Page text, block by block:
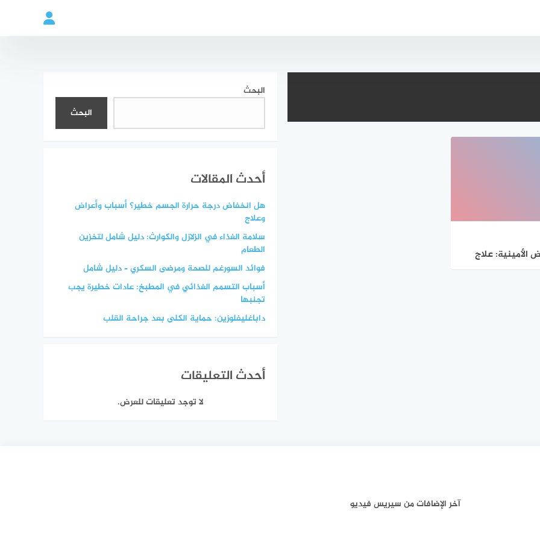
الأمينية: علاج
البحث
البحث
أحدث المقالات
هل انخفاض درجة حرارة الجسم خطير؟ أسباب وأعراض
وعلاج
سلامة الغذاء في الزلازل والكوارث: دليل شامل لتخزين
الطعام
فوائد السورغم للصحة ومرضى السكري – دليل شامل
أسباب التسمم الغذائي في المطبخ: عادات خطيرة يجب
تجنبها
داباغليفلوزين: حماية الكلى بعد جراحة القلب
أحدث التعليقات
لا توجد تعليقات للعرض.
آخر الإضافات من سيريس فيديو